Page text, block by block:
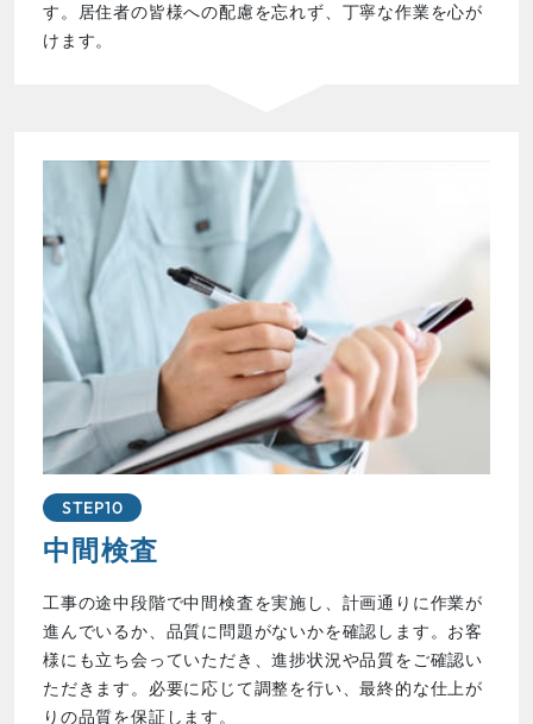
す。居住者の皆様への配慮を忘れず、丁寧な作業を心が
けます。
STEP10
中間検査
工事の途中段階で中間検査を実施し、計画通りに作業が
進んでいるか、品質に問題がないかを確認します。お客
様にも立ち会っていただき、進捗状況や品質をご確認い
ただきます。必要に応じて調整を行い、最終的な仕上が
りの品質を保証します。